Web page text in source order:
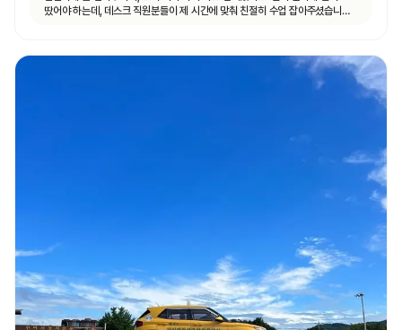
땄어야 하는데, 데스크 직원분들이 제 시간에 맞춰 친절히 수업 잡아주셨습니다.